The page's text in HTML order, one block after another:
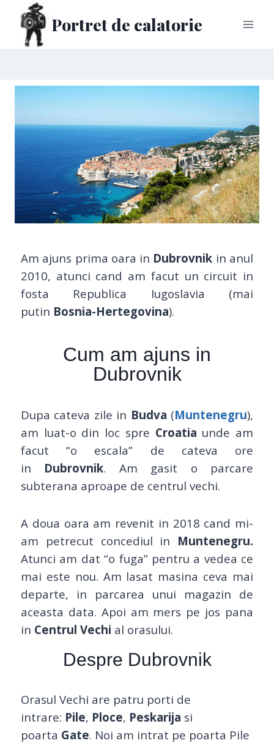
Portret de calatorie
Am ajuns prima oara in Dubrovnik in anul
2010, atunci cand am facut un circuit in
fosta Republica Iugoslavia (mai
putin Bosnia-Hertegovina).
Cum am ajuns in
Dubrovnik
Dupa cateva zile in Budva (Muntenegru),
am luat-o din loc spre Croatia unde am
facut “o escala” de cateva ore
in Dubrovnik. Am gasit o parcare
subterana aproape de centrul vechi.
A doua oara am revenit in 2018 cand mi-
am petrecut concediul in Muntenegru.
Atunci am dat “o fuga” pentru a vedea ce
mai este nou. Am lasat masina ceva mai
departe, in parcarea unui magazin de
aceasta data. Apoi am mers pe jos pana
in Centrul Vechi al orasului.
Despre Dubrovnik
Orasul Vechi are patru porti de
intrare: Pile, Ploce, Peskarija si
poarta Gate. Noi am intrat pe poarta Pile